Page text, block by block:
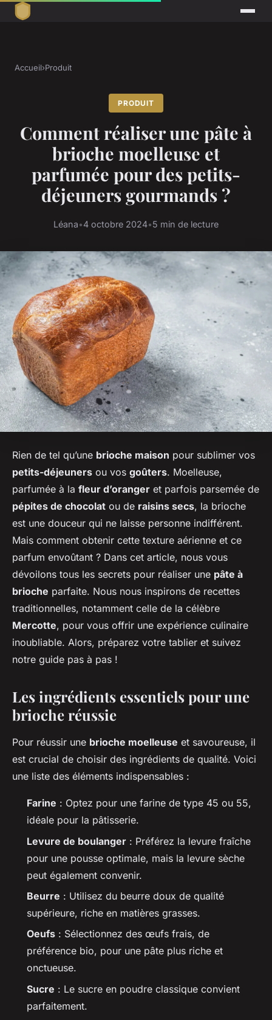
Accueil›Produit
PRODUIT
Comment réaliser une pâte à
brioche moelleuse et
parfumée pour des petits-
déjeuners gourmands ?
Léana•4 octobre 2024•5 min de lecture
Rien de tel qu’une brioche maison pour sublimer vos
petits-déjeuners ou vos goûters. Moelleuse,
parfumée à la fleur d’oranger et parfois parsemée de
pépites de chocolat ou de raisins secs, la brioche
est une douceur qui ne laisse personne indifférent.
Mais comment obtenir cette texture aérienne et ce
parfum envoûtant ? Dans cet article, nous vous
dévoilons tous les secrets pour réaliser une pâte à
brioche parfaite. Nous nous inspirons de recettes
traditionnelles, notamment celle de la célèbre
Mercotte, pour vous offrir une expérience culinaire
inoubliable. Alors, préparez votre tablier et suivez
notre guide pas à pas !
Les ingrédients essentiels pour une
brioche réussie
Pour réussir une brioche moelleuse et savoureuse, il
est crucial de choisir des ingrédients de qualité. Voici
une liste des éléments indispensables :
Farine : Optez pour une farine de type 45 ou 55,
idéale pour la pâtisserie.
Levure de boulanger : Préférez la levure fraîche
pour une pousse optimale, mais la levure sèche
peut également convenir.
Beurre : Utilisez du beurre doux de qualité
supérieure, riche en matières grasses.
Oeufs : Sélectionnez des œufs frais, de
préférence bio, pour une pâte plus riche et
onctueuse.
Sucre : Le sucre en poudre classique convient
parfaitement.